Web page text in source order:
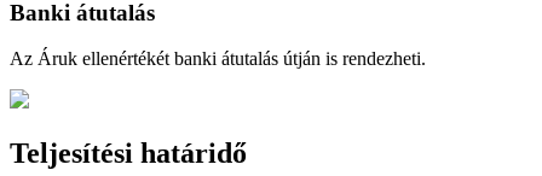
Banki átutalás
Az Áruk ellenértékét banki átutalás útján is rendezheti.
Teljesítési határidő